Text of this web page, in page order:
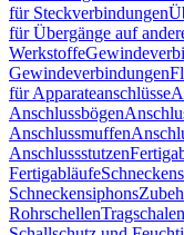
für Steckverbindungen
für Übergänge auf
Werkstoffe
Gewindeverbindungen
für Apparateanschlüsse
Anschlussbögen
Anschlussmuffen
Anschlussstutzen
Fertigabläufe
Schneckensiphons
RohrschellenTragschalen